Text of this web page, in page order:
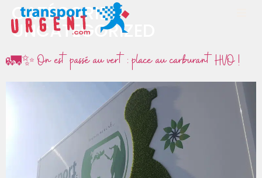
CATÉGORIE :
UNCATEGORIZED
🚛✨ On est passé au vert : place au carburant HVO !